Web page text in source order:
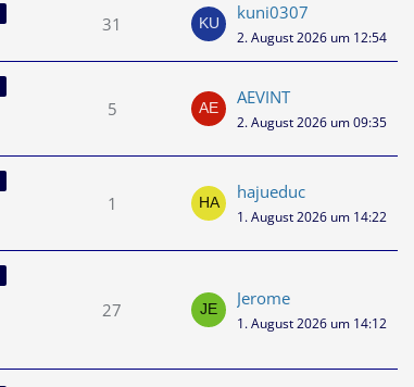
31
kuni0307
2. August 2026 um 12:54
5
AEVINT
2. August 2026 um 09:35
1
hajueduc
1. August 2026 um 14:22
27
Jerome
1. August 2026 um 14:12